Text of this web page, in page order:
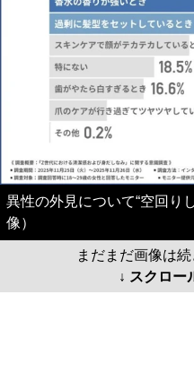
異性の外見について“空回り
像）
まだまだ画像は
↓ スクロー